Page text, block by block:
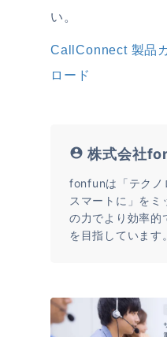
い。
CallConnect 製品
ロード
株式会社
fonfunは「テクノ
スマートに」をミ
の力でより効率的
を目指しています。